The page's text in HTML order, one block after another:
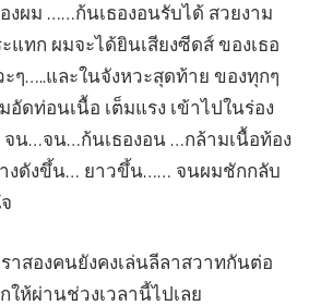
งผม ……ก้นเธองอนรับได้ สวยงาม
แทก ผมจะได้ยินเสียงซีดส์ ของเธอ
ๆ…..และในจังหวะสุดท้าย ของทุกๆ
อัดท่อนเนื้อ เต็มแรง เข้าไปในร่อง
น…จน…ก้นเธองอน …กล้ามเนื้อท้อง
รางดังขึ้น… ยาวขึ้น…… จนผมชักกลับ
ราสองคนยังคงเล่นลีลาสวาทกันต่อ
ให้ผ่านช่วงเวลานี้ไปเลย